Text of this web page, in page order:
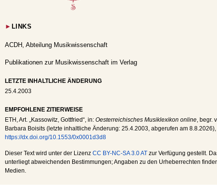
► LINKS
ACDH, Abteilung Musikwissenschaft
Publikationen zur Musikwissenschaft im Verlag
LETZTE INHALTLICHE ÄNDERUNG
25.4.2003
EMPFOHLENE ZITIERWEISE
ETH , Art. „Kassowitz, Gottfried“, in: Oesterreichisches Musiklexikon online , begr.
Barbara Boisits (letzte inhaltliche Änderung: 25.4.2003 , abgerufen am 8.8.2026),
https://dx.doi.org/10.1553/0x0001d3d8
Dieser Text wird unter der Lizenz CC BY-NC-SA 3.0 AT zur Verfügung gestellt.
unterliegt abweichenden Bestimmungen; Angaben zu den Urheberrechten
Medien.